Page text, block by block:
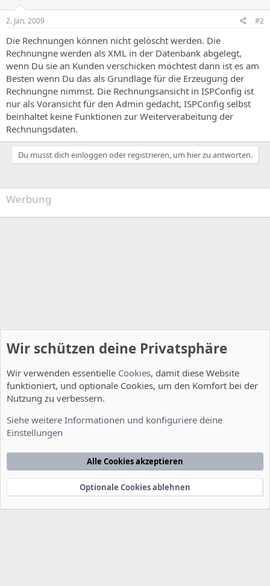
2. Jan. 2009 #2
Die Rechnungen können nicht gelöscht werden. Die
Rechnungne werden als XML in der Datenbank abgelegt,
wenn Du sie an Kunden verschicken möchtest dann ist es am
Besten wenn Du das als Grundlage für die Erzeugung der
Rechnungne nimmst. Die Rechnungsansicht in ISPConfig ist
nur als Voransicht für den Admin gedacht, ISPConfig selbst
beinhaltet keine Funktionen zur Weiterverabeitung der
Rechnungsdaten.
Du musst dich einloggen oder registrieren, um hier zu antworten.
Werbung
Nutzungsbedingungen Datenschutzerklärung
Startseite
e
Community platform by XenForo® © 2010-2022 XenForo Ltd.
xenDach©2010-2014
Wir schützen deine Privatsphäre
Wir verwenden essentielle Cookies, damit diese Website
funktioniert, und optionale Cookies, um den Komfort bei der
Nutzung zu verbessern.
Siehe weitere Informationen und konfiguriere deine
Einstellungen
Alle Cookies akzeptieren
Optionale Cookies ablehnen